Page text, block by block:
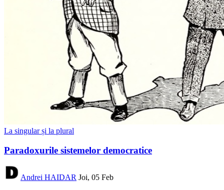
La singular și la plural
Paradoxurile sistemelor democratice
Andrei HAIDAR Joi, 05 Feb